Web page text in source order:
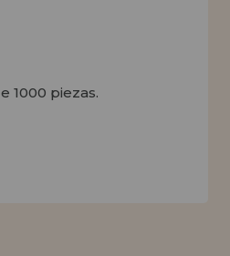
1000 piezas.